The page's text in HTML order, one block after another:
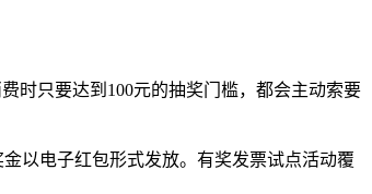
时只要达到100元的抽奖门槛，都会主动索要
以电子红包形式发放。有奖发票试点活动覆